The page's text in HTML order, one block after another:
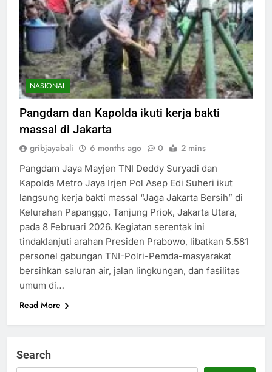
NASIONAL
Pangdam dan Kapolda ikuti kerja bakti
massal di Jakarta
gribjayabali 6 months ago 0 2 mins
Pangdam Jaya Mayjen TNI Deddy Suryadi dan
Kapolda Metro Jaya Irjen Pol Asep Edi Suheri ikut
langsung kerja bakti massal “Jaga Jakarta Bersih” di
Kelurahan Papanggo, Tanjung Priok, Jakarta Utara,
pada 8 Februari 2026. Kegiatan serentak ini
tindaklanjuti arahan Presiden Prabowo, libatkan 5.581
personel gabungan TNI-Polri-Pemda-masyarakat
bersihkan saluran air, jalan lingkungan, dan fasilitas
umum di…
Read More
Search